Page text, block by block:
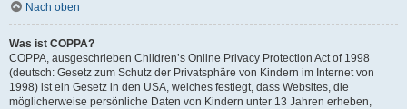
Nach oben
Was ist COPPA?
COPPA, ausgeschrieben Children’s Online Privacy Protection Act of 1998
(deutsch: Gesetz zum Schutz der Privatsphäre von Kindern im Internet von
1998) ist ein Gesetz in den USA, welches festlegt, dass Websites, die
möglicherweise persönliche Daten von Kindern unter 13 Jahren erheben,